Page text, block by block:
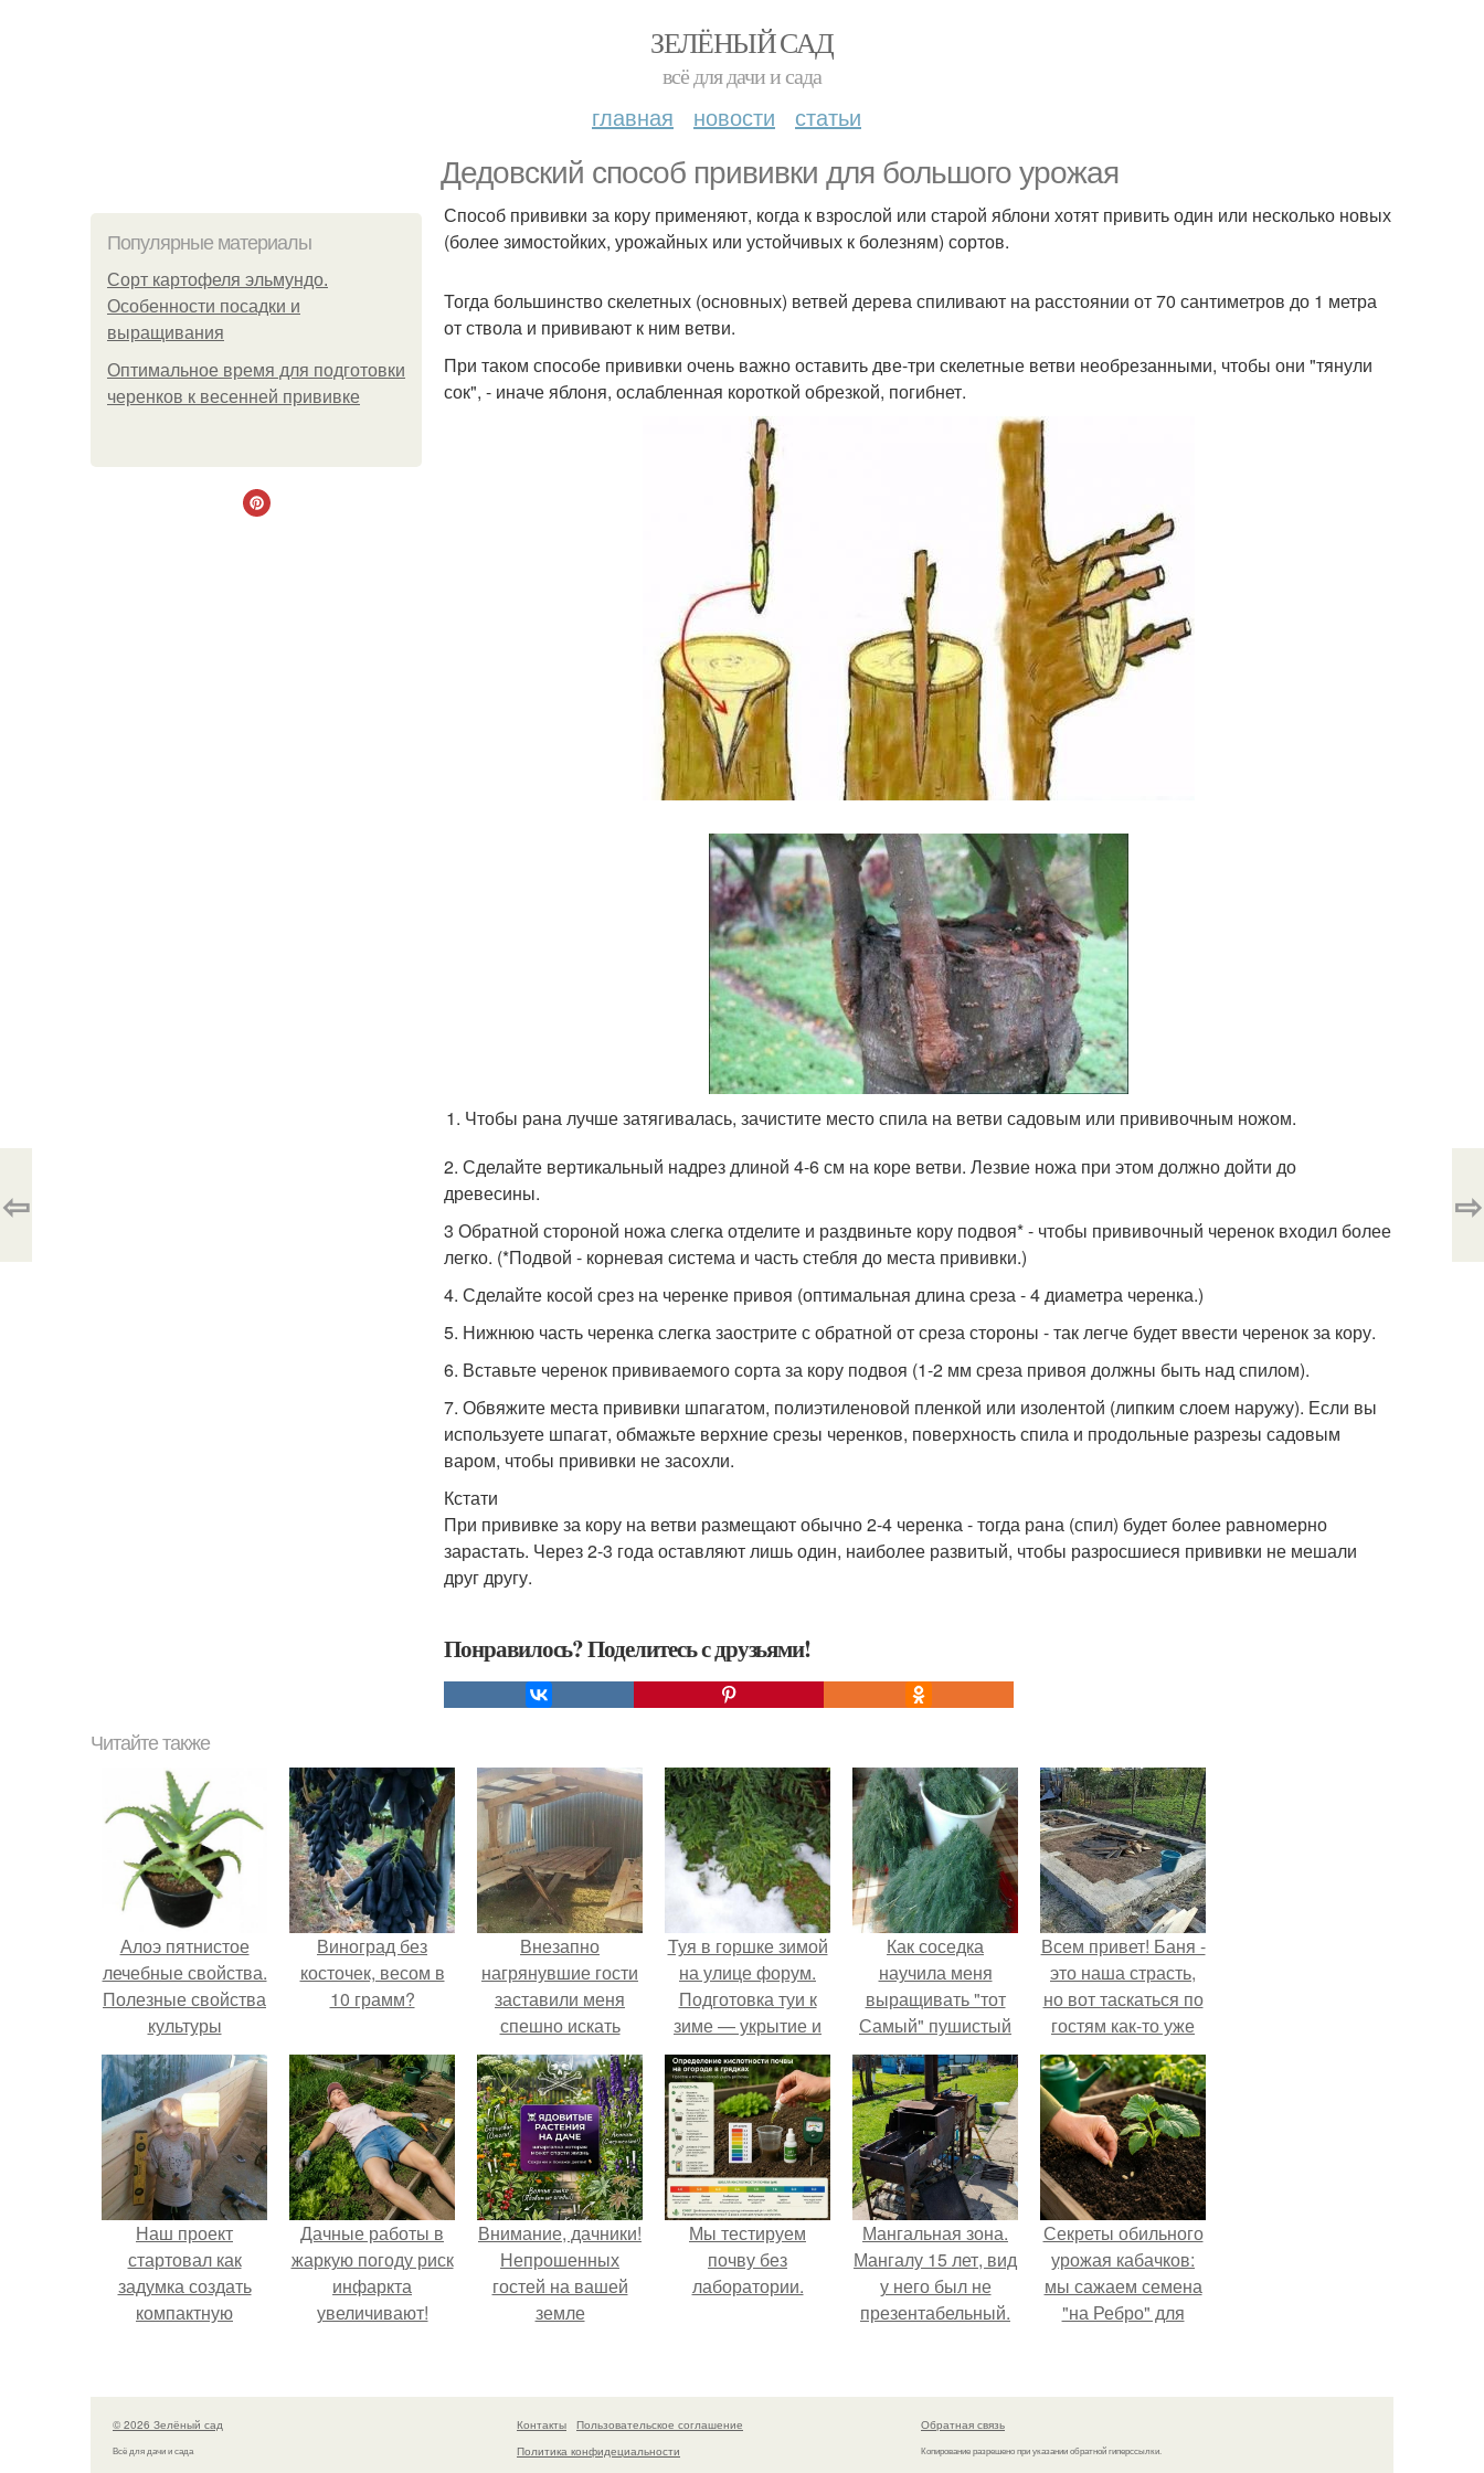
ЗЕЛЁНЫЙ САД
всё для дачи и сада
главная новости статьи
Дедовский способ прививки для большого урожая
Популярные материалы
Сорт картофеля эльмундо.
Особенности посадки и
выращивания
Оптимальное время для подготовки
черенков к весенней прививке
Способ прививки за кору применяют, когда к взрослой или старой яблони хотят привить один или несколько новых
(более зимостойких, урожайных или устойчивых к болезням) сортов.
Тогда большинство скелетных (основных) ветвей дерева спиливают на расстоянии от 70 сантиметров до 1 метра
от ствола и прививают к ним ветви.
При таком способе прививки очень важно оставить две-три скелетные ветви необрезанными, чтобы они "тянули
сок", - иначе яблоня, ослабленная короткой обрезкой, погибнет.
Чтобы рана лучше затягивалась, зачистите место спила на ветви садовым или прививочным ножом.
2. Сделайте вертикальный надрез длиной 4-6 см на коре ветви. Лезвие ножа при этом должно дойти до
древесины.
3 Обратной стороной ножа слегка отделите и раздвиньте кору подвоя* - чтобы прививочный черенок входил более
легко. (*Подвой - корневая система и часть стебля до места прививки.)
4. Сделайте косой срез на черенке привоя (оптимальная длина среза - 4 диаметра черенка.)
5. Нижнюю часть черенка слегка заострите с обратной от среза стороны - так легче будет ввести черенок за кору.
6. Вставьте черенок прививаемого сорта за кору подвоя (1-2 мм среза привоя должны быть над спилом).
7. Обвяжите места прививки шпагатом, полиэтиленовой пленкой или изолентой (липким слоем наружу). Если вы
используете шпагат, обмажьте верхние срезы черенков, поверхность спила и продольные разрезы садовым
варом, чтобы прививки не засохли.
Кстати
При прививке за кору на ветви размещают обычно 2-4 черенка - тогда рана (спил) будет более равномерно
зарастать. Через 2-3 года оставляют лишь один, наиболее развитый, чтобы разросшиеся прививки не мешали
друг другу.
Понравилось? Поделитесь с друзьями!
⇦ ⇨
Читайте также
Алоэ пятнистое
лечебные свойства.
Полезные свойства
культуры
Виноград без
косточек, весом в
10 грамм?
Внезапно
нагрянувшие гости
заставили меня
спешно искать
решение, так как на
обстоятельный
ремонт времени
катастрофически не
хватало.
Туя в горшке зимой
на улице форум.
Подготовка туи к
зиме — укрытие и
правильный уход
Как соседка
научила меня
выращивать "тот
Самый" пушистый
укроп.
Всем привет! Баня -
это наша страсть,
но вот таскаться по
гостям как-то уже
надоело.
Наш проект
стартовал как
задумка создать
компактную
Дачные работы в
жаркую погоду риск
инфаркта
увеличивают!
Внимание, дачники!
Непрошенных
гостей на вашей
земле
Мы тестируем
почву без
лаборатории.
Мангальная зона.
Мангалу 15 лет, вид
у него был не
презентабельный.
Секреты обильного
урожая кабачков:
мы сажаем семена
"на Ребро" для
© 2026 Зелёный сад
Всё для дачи и сада
Контакты
Пользовательское соглашение
Политика конфидециальности
Обратная связь
Копирование разрешено при указании обратной гиперссылки.